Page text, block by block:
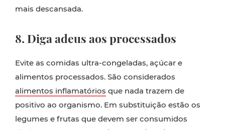
mais descansada.
8. Diga adeus aos processados
Evite as comidas ultra-congeladas, açúcar e
alimentos processados. São considerados
alimentos inflamatórios que nada trazem de
positivo ao organismo. Em substituição estão os
legumes e frutas que devem ser consumidos